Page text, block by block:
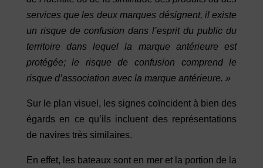
services que les deux marques désignent, il existe
un risque de confusion dans l’esprit du public du
territoire dans lequel la marque antérieure est
protégée; le risque de confusion comprend le
risque d’association avec la marque antérieure. »
Sur le plan visuel, les signes coïncident à bien des
égards en ce qu’ils incluent des représentations
de navires très similaires.
En effet, les bateaux sont en mer et la portion de la